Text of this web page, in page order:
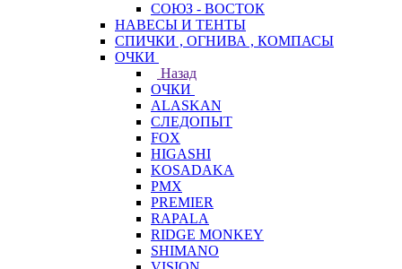
СОЮЗ - ВОСТОК
НАВЕСЫ И ТЕНТЫ
СПИЧКИ , ОГНИВА , КОМПАСЫ
ОЧКИ
Назад
ОЧКИ
ALASKAN
СЛЕДОПЫТ
FOX
HIGASHI
KOSADAKA
PMX
PREMIER
RAPALA
RIDGE MONKEY
SHIMANO